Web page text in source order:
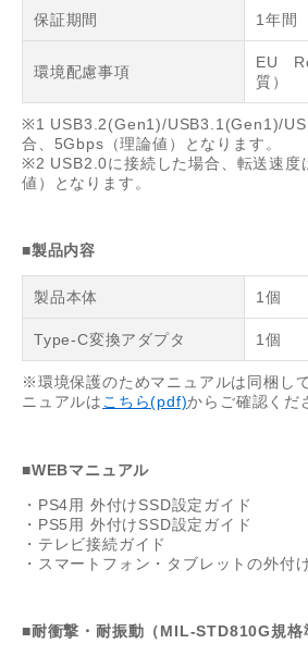
保証期間 1年間
環境配慮事項
EU
質）
※1 USB3.2(Gen1)/USB3.1(Gen1)/
合、5Gbps（理論値）となります。
※2 USB2.0に接続した場合、転送速度
値）となります。
■製品内容
製品本体 1個
Type-C変換アダプタ 1個
※環境保護のためマニュアルは同梱し
ニュアルはこちら(pdf)からご確認くだ
■WEBマニュアル
・PS4用 外付けSSD設定ガイド
・PS5用 外付けSSD設定ガイド
・テレビ接続ガイド
・スマートフォン・タブレットの外付
■耐衝撃・耐振動（MIL-STD810G規格